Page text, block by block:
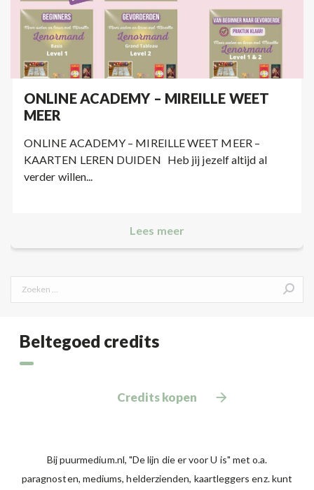
ONLINE ACADEMY – MIREILLE WEET
MEER
ONLINE ACADEMY – MIREILLE WEET MEER –
KAARTEN LEREN DUIDEN Heb jij jezelf altijd al
verder willen...
Lees meer
Search:
Beltegoed credits
Credits kopen
Bij puurmedium.nl, "De lijn die er voor U is" met o.a.
paragnosten, mediums, helderzienden, kaartleggers enz. kunt